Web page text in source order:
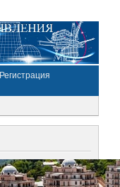
Регистрация